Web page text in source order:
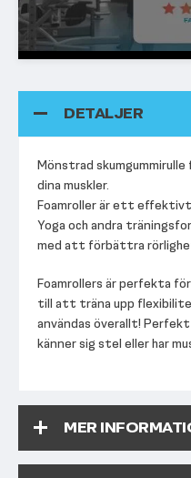
DETALJER
Mönstrad
dina muskler.
Foamroller är ett
Yoga och andra
med att förbättra rörlighet
Foamrollers är perfekta
till att träna upp
användas överallt!
känner sig stel eller har
MER